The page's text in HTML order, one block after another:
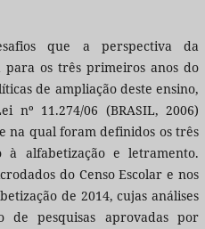
que a perspectiva da
para os três primeiros anos do
de ampliação deste ensino,
11.274/06 (BRASIL, 2006)
na qual foram definidos os três
à alfabetização e letramento.
do Censo Escolar e nos
de 2014, cujas análises
de pesquisas aprovadas por